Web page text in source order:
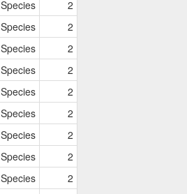
Species
2
Species
2
Species
2
Species
2
Species
2
Species
2
Species
2
Species
2
Species
2